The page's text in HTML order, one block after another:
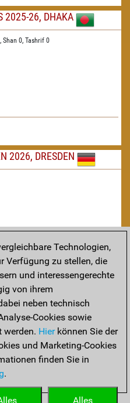
2025-26, DHAKA
Shan 0, Tashrif 0
2026, DRESDEN
Partien
aus aktuellen Partien
Technologien,
Verfügung zu stellen, die
und interessengerechte
von ihrem
neben technisch
Cookies sowie
werden. Hierkönnen Sie der
und Marketing-Cookies
finden Sie in
.
Alles